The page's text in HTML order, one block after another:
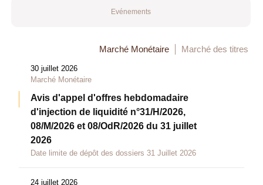
Evénements
Marché Monétaire Marché des titres
30 juillet 2026
Marché Monétaire
Avis d'appel d'offres hebdomadaire
d'injection de liquidité n°31/H/2026,
08/M/2026 et 08/OdR/2026 du 31 juillet
2026
Date limite de dépôt des dossiers 31 Juillet 2026
24 juillet 2026